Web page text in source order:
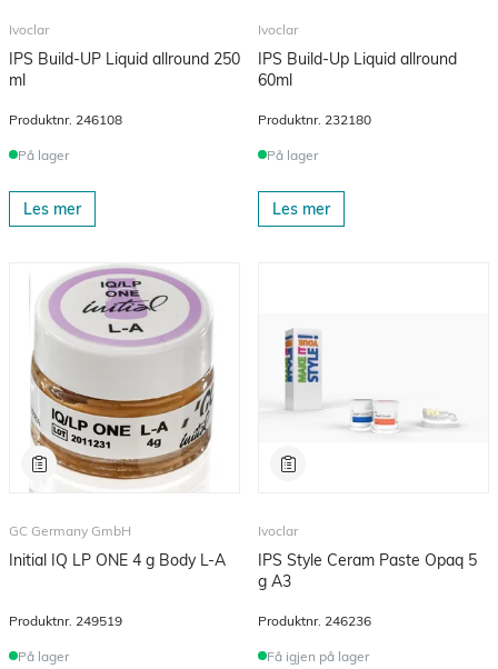
Ivoclar
IPS Build-UP Liquid allround 250
ml
Produktnr. 246108
På lager
Les mer
Ivoclar
IPS Build-Up Liquid allround
60ml
Produktnr. 232180
På lager
Les mer
GC Germany GmbH
Initial IQ LP ONE 4 g Body L-A
Produktnr. 249519
På lager
Ivoclar
IPS Style Ceram Paste Opaq 5
g A3
Produktnr. 246236
Få igjen på lager